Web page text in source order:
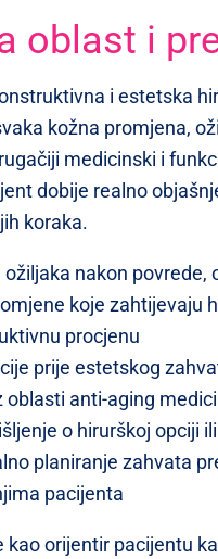
oblast i
i estetska
kožna promjena,
medicinski i
dobije realno
koraka.
ožiljaka nakon povrede,
koje zahtijevaju
procjenu
prije estetskog
oblasti anti-aging
o hirurškoj opciji
planiranje zahvata
pacijenta
kao orijentir pacijentu